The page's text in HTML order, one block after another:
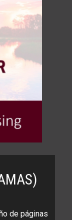
de páginas